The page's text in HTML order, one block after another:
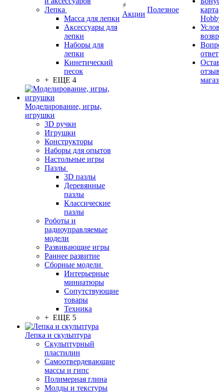
Лепка
Масса для лепки
Аксессуары для
лепки
Наборы для
лепки
Кинетический
песок
+ ЕЩЕ 4
Моделирование, игры,
игрушки
3D ручки
Игрушки
Конструкторы
Наборы для опытов
Настольные игры
Пазлы
3D пазлы
Деревянные
пазлы
Классические
пазлы
Роботы и
радиоуправляемые
модели
Развивающие игры
Раннее развитие
Сборные модели
Интерьерные
миниатюры
Сопутствующие
товары
Техника
+ ЕЩЕ 5
Лепка и скульптура
Скульптурный
пластилин
Самоотвердевающие
массы и гипс
Полимерная глина
Молды и текстуры
Акции
Полезное
карта
ответ